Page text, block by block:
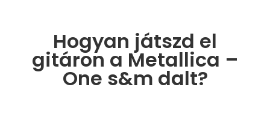
Hogyan játszd el
gitáron a Metallica –
One s&m dalt?